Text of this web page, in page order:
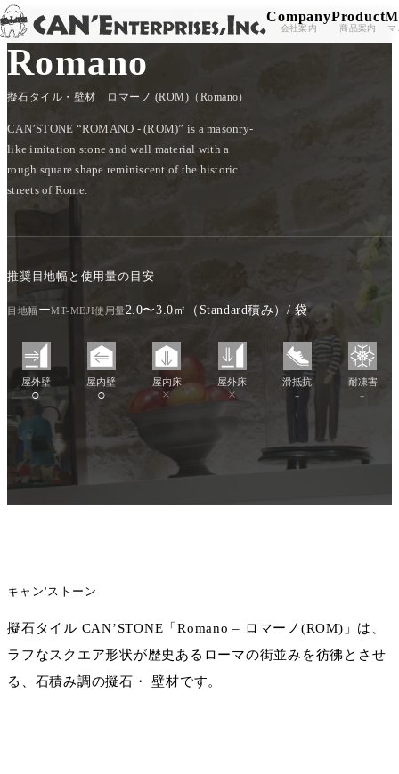
Skip to content Company
会社案内
Product
商品案内 マ
TOP / PRODUCT / Romano
Romano
擬石タイル・壁材 ロマーノ (ROM)（Romano）
CAN’STONE “ROMANO - (ROM)” is a masonry-
like imitation stone and wall material with a
rough square shape reminiscent of the historic
streets of Rome.
推奨目地幅と使用量の目安
目地幅 ーMT-MEJI使用量2.0〜3.0㎡（Standard積み）/ 袋
屋外壁
○
屋内壁
○
屋内床
×
屋外床
×
滑抵抗
-
耐凍害
-
キャン'ストーン
擬石タイル CAN’STONE「Romano – ロマーノ(ROM)」は、
ラフなスクエア形状が歴史あるローマの街並みを彷彿とさせ
る、石積み調の擬石・ 壁材です。